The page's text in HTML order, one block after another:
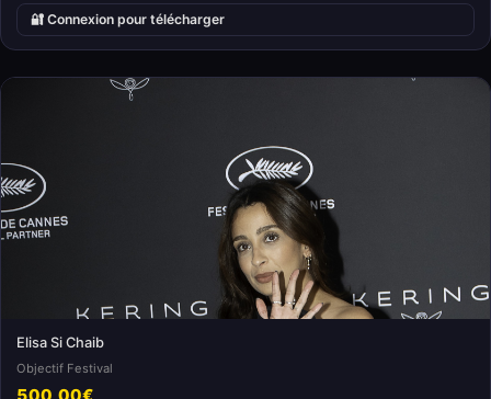
🔐 Connexion pour télécharger
Elisa Si Chaib
Objectif Festival